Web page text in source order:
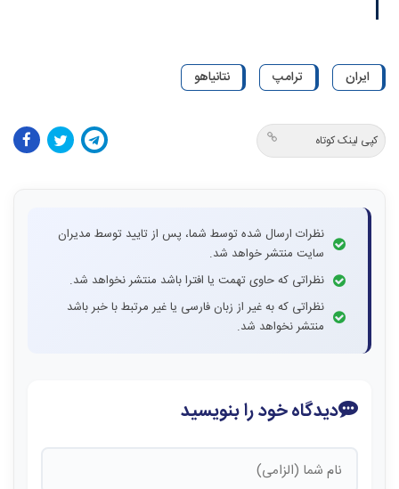
ایران ترامپ نتانیاهو
کپی لینک کوتاه
نظرات ارسال شده توسط شما، پس از تایید توسط مدیران
سایت منتشر خواهد شد.
نظراتی که حاوی تهمت یا افترا باشد منتشر نخواهد شد.
نظراتی که به غیر از زبان فارسی یا غیر مرتبط با خبر باشد
منتشر نخواهد شد.
دیدگاه خود را بنویسید